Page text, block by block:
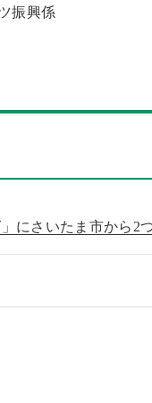
振興係
にさいたま市から2